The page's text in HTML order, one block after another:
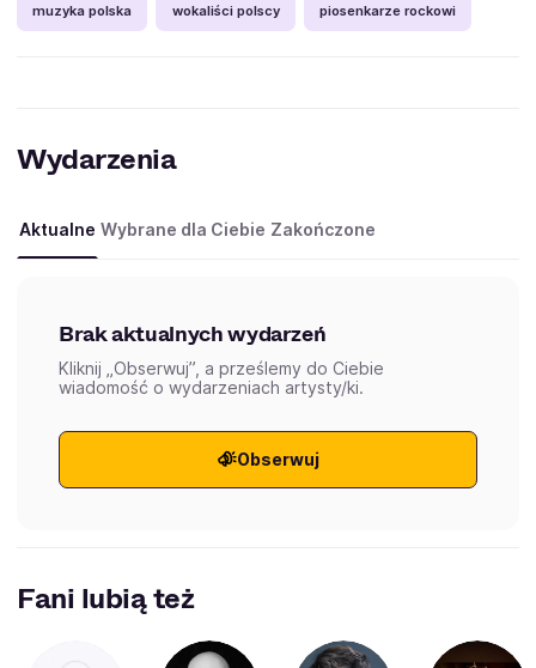
muzyka polska wokaliści polscy piosenkarze rockowi
Wydarzenia
Aktualne Wybrane dla Ciebie Zakończone
Brak aktualnych wydarzeń
Kliknij „Obserwuj”, a prześlemy do Ciebie
wiadomość o wydarzeniach artysty/ki.
Obserwuj
Fani lubią też